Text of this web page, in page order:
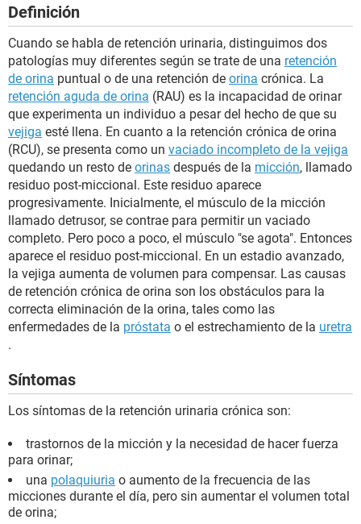
Definición
Cuando se habla de retención urinaria, distinguimos dos
patologías muy diferentes según se trate de una retención
de orina puntual o de una retención de orina crónica. La
retención aguda de orina (RAU) es la incapacidad de orinar
que experimenta un individuo a pesar del hecho de que su
vejiga esté llena. En cuanto a la retención crónica de orina
(RCU), se presenta como un vaciado incompleto de la vejiga
quedando un resto de orinas después de la micción, llamado
residuo post-miccional. Este residuo aparece
progresivamente. Inicialmente, el músculo de la micción
llamado detrusor, se contrae para permitir un vaciado
completo. Pero poco a poco, el músculo "se agota". Entonces
aparece el residuo post-miccional. En un estadio avanzado,
la vejiga aumenta de volumen para compensar. Las causas
de retención crónica de orina son los obstáculos para la
correcta eliminación de la orina, tales como las
enfermedades de la próstata o el estrechamiento de la uretra
.
Síntomas
Los síntomas de la retención urinaria crónica son:
trastornos de la micción y la necesidad de hacer fuerza
para orinar;
una polaquiuria o aumento de la frecuencia de las
micciones durante el día, pero sin aumentar el volumen total
de orina;